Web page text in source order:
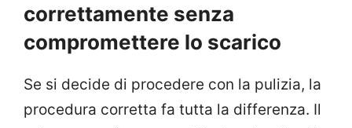
correttamente senza
compromettere lo scarico
Se si decide di procedere con la pulizia, la
procedura corretta fa tutta la differenza. Il